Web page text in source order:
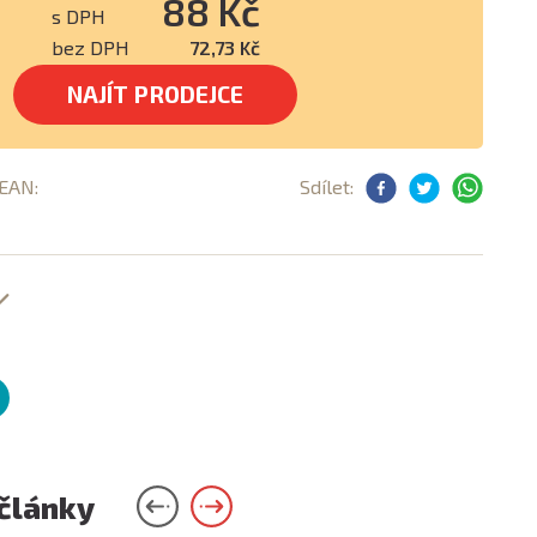
s DPH 88 Kč
bez DPH 72,73 Kč
NAJÍT PRODEJCE
Sdílet: